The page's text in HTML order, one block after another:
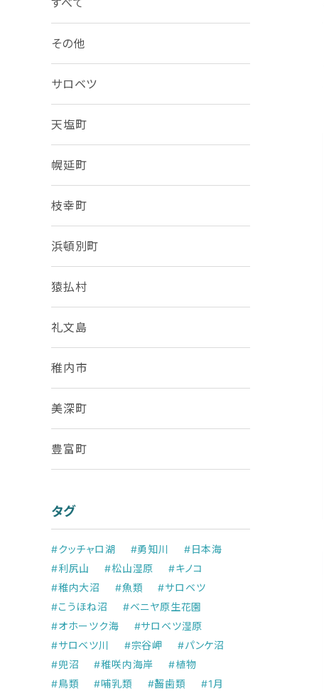
すべて
その他
サロベツ
天塩町
幌延町
枝幸町
浜頓別町
猿払村
礼文島
稚内市
美深町
豊富町
タグ
#クッチャロ湖 #勇知川
#日本海
#利尻山
#松山湿原
#キノコ
#稚内大沼
#魚類
#サロベツ
#こうほね沼
#ベニヤ原生花園
#オホーツク海
#サロベツ湿原
#サロベツ川
#宗谷岬
#パンケ沼
#兜沼
#稚咲内海岸
#植物
#鳥類
#哺乳類 #齧歯類
#1月